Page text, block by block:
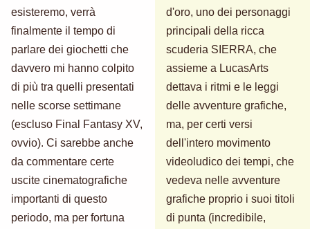
esisteremo, verrà
finalmente il tempo di
parlare dei giochetti che
davvero mi hanno colpito
di più tra quelli presentati
nelle scorse settimane
(escluso Final Fantasy XV,
ovvio). Ci sarebbe anche
da commentare certe
uscite cinematografiche
importanti di questo
periodo, ma per fortuna
d'oro, uno dei personaggi
principali della ricca
scuderia SIERRA, che
assieme a LucasArts
dettava i ritmi e le leggi
delle avventure grafiche,
ma, per certi versi
dell'intero movimento
videoludico dei tempi, che
vedeva nelle avventure
grafiche proprio i suoi titoli
di punta (incredibile,